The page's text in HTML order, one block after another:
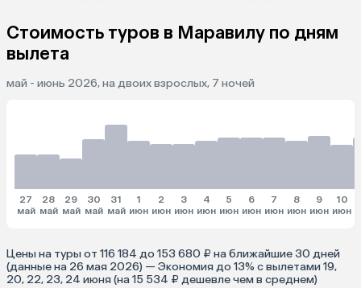
Стоимость туров в Маравилу по дням
вылета
май - июнь 2026, на двоих взрослых, 7 ночей
27
май
28
май
29
май
30
май
31
май
1
июн
2
июн
3
июн
4
июн
5
июн
6
июн
7
июн
8
июн
9
июн
10
июн
Цены на туры от 116 184 до 153 680 ₽ на ближайшие 30 дней
(данные на 26 мая 2026) — Экономия до 13% с вылетами 19,
20, 22, 23, 24 июня (на 15 534 ₽ дешевле чем в среднем)